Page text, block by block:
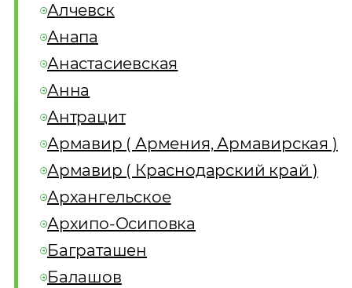
Алчевск
Анапа
Анастасиевская
Анна
Антрацит
Армавир ( Армения, Армавирская )
Армавир ( Краснодарский край )
Архангельское
Архипо-Осиповка
Баграташен
Балашов